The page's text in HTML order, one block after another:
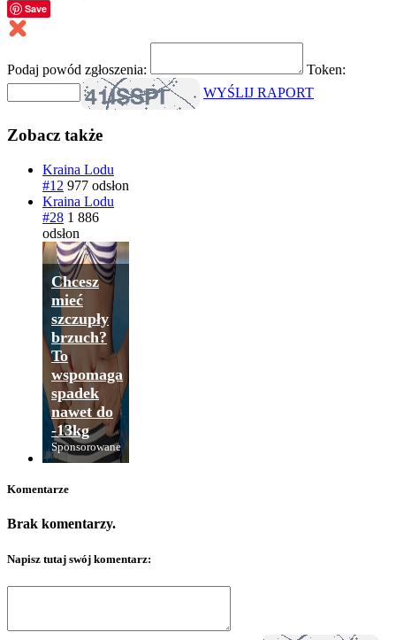
Save
Podaj powód zgłoszenia:
Token:
WYŚLIJ RAPORT
Zobacz także
Kraina Lodu
#12 977 odsłon
Kraina Lodu
#28 1 886
odsłon
Chcesz
mieć
szczupły
brzuch?
To
wspomaga
spadek
nawet do
-13kg
Sponsorowane
Komentarze
Brak komentarzy.
Napisz tutaj swój komentarz: